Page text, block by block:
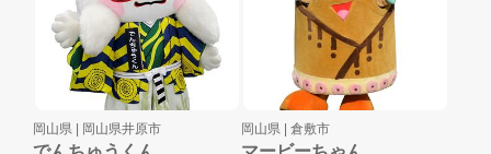
岡山県 | 岡山県井原市 岡山県 | 倉敷市